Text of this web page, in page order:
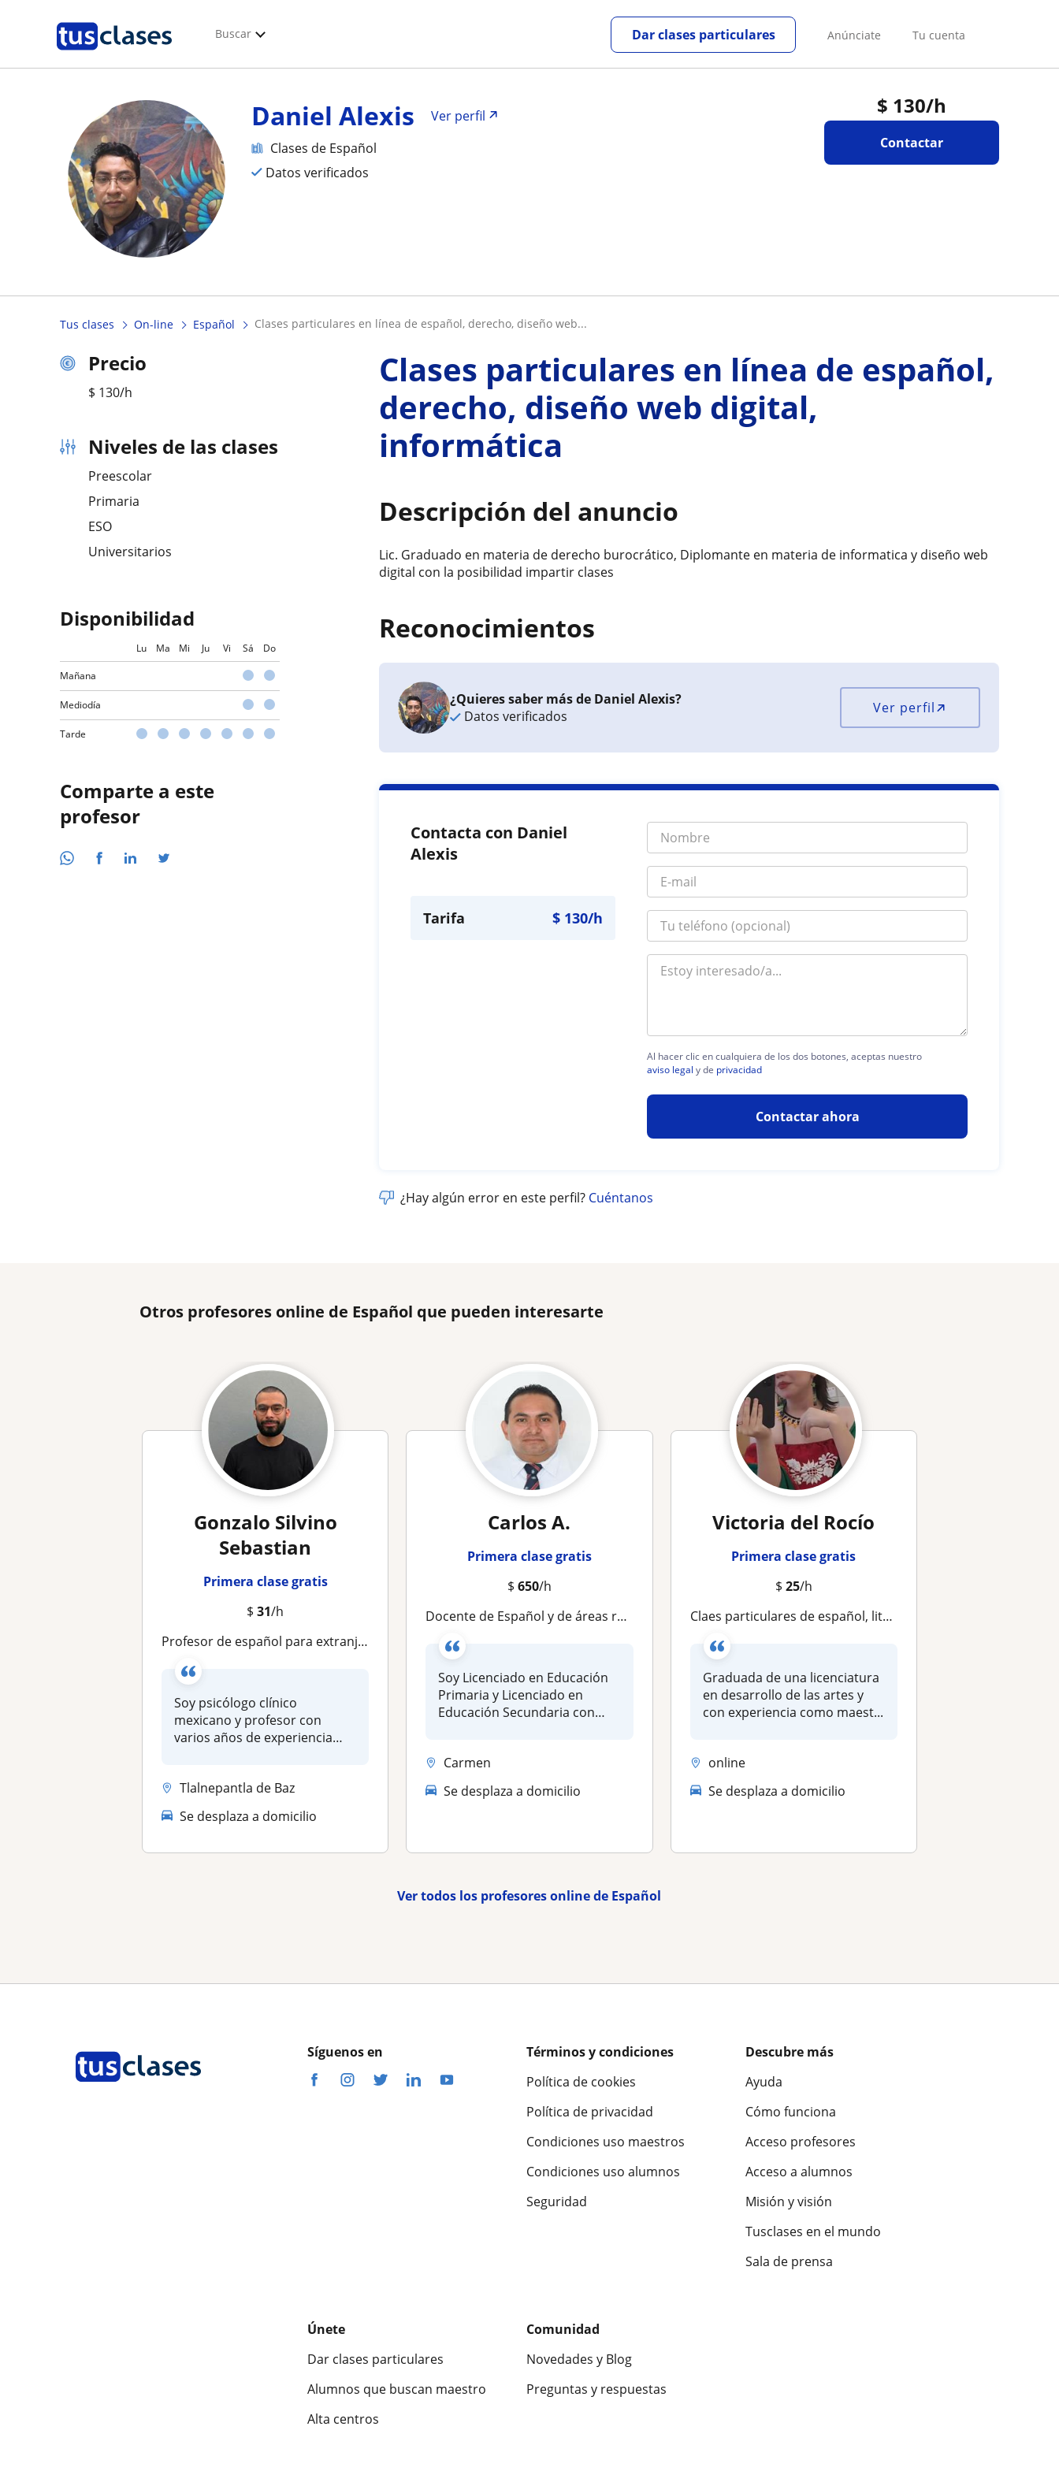
Buscar Anúnciate Tu cuenta
Dar clases particulares
$ 130/h
Contactar
Daniel Alexis
Ver perfil
Clases de Español
Datos verificados
Tus clases On-line Español clases particulares en línea de español, derecho, diseño web...
Precio
$ 130/h
Niveles de las clases
Preescolar
Primaria
ESO
Universitarios
Disponibilidad
Lu Ma Mi Ju Vi Sá Do
Mañana
Mediodía
Tarde
Comparte a este
profesor
Clases particulares en línea de español,
derecho, diseño web digital,
informática
Descripción del anuncio
Lic. Graduado en materia de derecho burocrático, Diplomante en materia de informatica y diseño web
digital con la posibilidad impartir clases
Reconocimientos
¿Quieres saber más de Daniel Alexis?
Datos verificados
Ver perfil
Contacta con Daniel
Alexis
Tarifa $ 130/h
Al hacer clic en cualquiera de los dos botones, aceptas nuestro
aviso legal y de privacidad
Contactar ahora
¿Hay algún error en este perfil? Cuéntanos
Otros profesores online de Español que pueden interesarte
Gonzalo Silvino
Sebastian
Primera clase gratis
$31/h
Profesor de español para extranjeros — Psicólogo bilingüe (C1 inglés) con enfoque cultural y conversacional
Soy psicólogo clínico
mexicano y profesor con
varios años de experiencia
Tlalnepantla de Baz
Se desplaza a domicilio
Carlos A.
Primera clase gratis
$ 650/h
Docente de Español y de áreas relacionadas a esta asignatura, he trabajado con alumnos desde primaria hasta el nivel universitario
Soy Licenciado en Educación
Primaria y Licenciado en
Educación Secundaria con
Carmen
Se desplaza a domicilio
Victoria del Rocío
Primera clase gratis
$ 25/h
Claes particulares de español, literatura y artes
Graduada de una licenciatura
en desarrollo de las artes y
con experiencia como maest...
online
Se desplaza a domicilio
Ver todos los profesores online de Español
Síguenos en
Términos y condiciones
Política de cookies
Política de privacidad
Condiciones uso maestros
Condiciones uso alumnos
Seguridad
Descubre más
Ayuda
Cómo funciona
Acceso profesores
Acceso a alumnos
Misión y visión
Tusclases en el mundo
Sala de prensa
Únete
Dar clases particulares
Alumnos que buscan maestro
Alta centros
Comunidad
Novedades y Blog
Preguntas y respuestas